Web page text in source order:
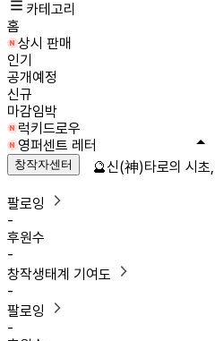
카테고리
홈
상시 판매
인기
공개예정
신규
마감임박
럭키드로우
영퍼센트 레터
창작자센터
팔로잉
-
후원수
-
창작생태계 기여도
-
팔로잉
-
🔮신(神)타로의 시초